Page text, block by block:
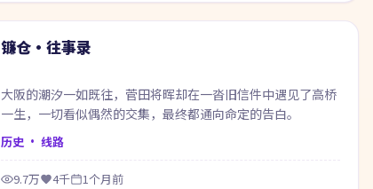
热门
镰仓·往事录
大阪的潮汐一如既往，菅田将晖却在一沓旧信件中遇见了高桥
一生，一切看似偶然的交集，最终都通向命定的告白。
历史 · 线路
9.7万 4千 1个月前